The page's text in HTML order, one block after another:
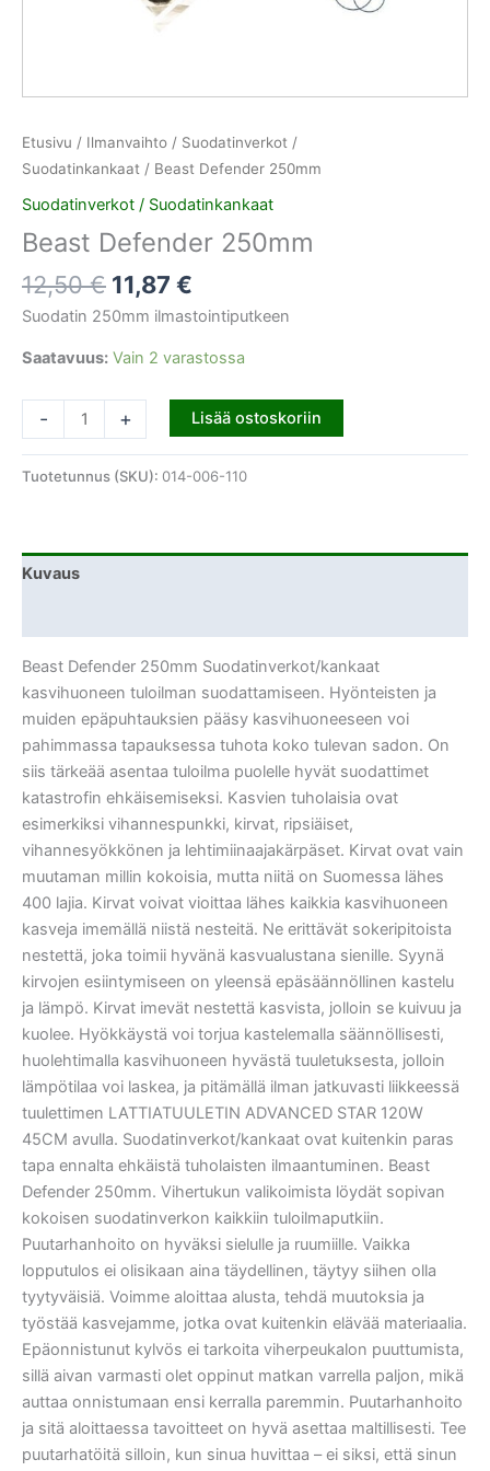
Etusivu / Ilmanvaihto / Suodatinverkot /
Suodatinkankaat / Beast Defender 250mm
Suodatinverkot / Suodatinkankaat
Beast Defender 250mm
12,50€ 11,87 €
Suodatin 250mm ilmastointiputkeen
Saatavuus: Vain 2 varastossa
- + Lisää ostoskoriin
Tuotetunnus (SKU): 014-006-110
Kuvaus
Beast Defender 250mm Suodatinverkot/kankaat
kasvihuoneen tuloilman suodattamiseen. Hyönteisten ja
muiden epäpuhtauksien pääsy kasvihuoneeseen voi
pahimmassa tapauksessa tuhota koko tulevan sadon. On
siis tärkeää asentaa tuloilma puolelle hyvät suodattimet
katastrofin ehkäisemiseksi. Kasvien tuholaisia ovat
esimerkiksi vihannespunkki, kirvat, ripsiäiset,
vihannesyökkönen ja lehtimiinaajakärpäset. Kirvat ovat vain
muutaman millin kokoisia, mutta niitä on Suomessa lähes
400 lajia. Kirvat voivat vioittaa lähes kaikkia kasvihuoneen
kasveja imemällä niistä nesteitä. Ne erittävät sokeripitoista
nestettä, joka toimii hyvänä kasvualustana sienille. Syynä
kirvojen esiintymiseen on yleensä epäsäännöllinen kastelu
ja lämpö. Kirvat imevät nestettä kasvista, jolloin se kuivuu ja
kuolee. Hyökkäystä voi torjua kastelemalla säännöllisesti,
huolehtimalla kasvihuoneen hyvästä tuuletuksesta, jolloin
lämpötilaa voi laskea, ja pitämällä ilman jatkuvasti liikkeessä
tuulettimen LATTIATUULETIN ADVANCED STAR 120W
45CM avulla. Suodatinverkot/kankaat ovat kuitenkin paras
tapa ennalta ehkäistä tuholaisten ilmaantuminen. Beast
Defender 250mm. Vihertukun valikoimista löydät sopivan
kokoisen suodatinverkon kaikkiin tuloilmaputkiin.
Puutarhanhoito on hyväksi sielulle ja ruumiille. Vaikka
lopputulos ei olisikaan aina täydellinen, täytyy siihen olla
tyytyväisiä. Voimme aloittaa alusta, tehdä muutoksia ja
työstää kasvejamme, jotka ovat kuitenkin elävää materiaalia.
Epäonnistunut kylvös ei tarkoita viherpeukalon puuttumista,
sillä aivan varmasti olet oppinut matkan varrella paljon, mikä
auttaa onnistumaan ensi kerralla paremmin. Puutarhanhoito
ja sitä aloittaessa tavoitteet on hyvä asettaa maltillisesti. Tee
puutarhatöitä silloin, kun sinua huvittaa – ei siksi, että sinun